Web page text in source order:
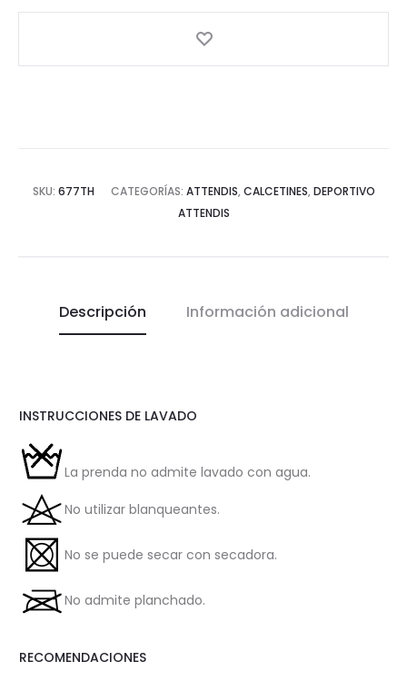
SKU: 677TH CATEGORÍAS: ATTENDIS, CALCETINES, DEPORTIVO
ATTENDIS
Descripción Información adicional
INSTRUCCIONES DE LAVADO
La prenda no admite lavado con agua.
No utilizar blanqueantes.
No se puede secar con secadora.
No admite planchado.
RECOMENDACIONES